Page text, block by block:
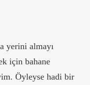
yerini almayı
için bahane
Öyleyse hadi bir